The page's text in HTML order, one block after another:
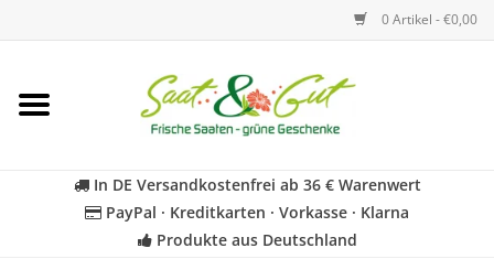
0 Artikel - €0,00
Startseite
In DE Versandkostenfrei ab 36 € Warenwert
PayPal · Kreditkarten · Vorkasse · Klarna
Produkte aus Deutschland